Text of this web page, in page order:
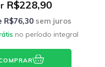
R$228,90
R$76,30sem juros
no período integral